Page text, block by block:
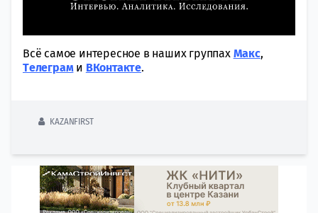
Всё самое интересное в наших группах Макс,
Tелеграми ВКонтакте.
KAZANFIRST